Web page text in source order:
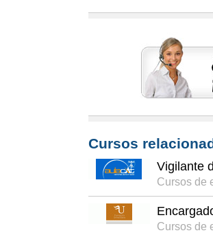
Cursos
Vigilante
Cursos de
Cursos de